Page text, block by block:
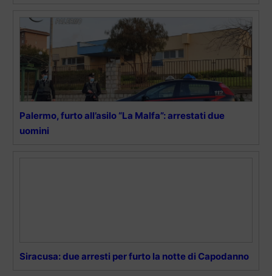
Palermo, furto all’asilo “La Malfa”: arrestati due
uomini
Siracusa: due arresti per furto la notte di Capodanno